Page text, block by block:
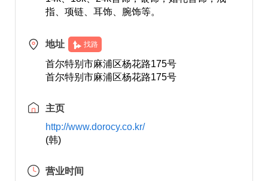
指、项链、耳饰、腕饰等。
地址 找路
首尔特别市麻浦区杨花路175号
首尔特别市麻浦区杨花路175号
主页
http://www.dorocy.co.kr/
(韩)
营业时间